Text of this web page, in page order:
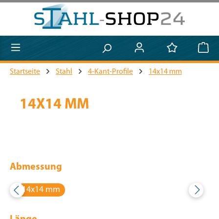
Zum Hauptinhalt springen
Startseite Stahl 4-Kant-Profile 14x14 mm
14X14 MM
Abmessung
14x14 mm